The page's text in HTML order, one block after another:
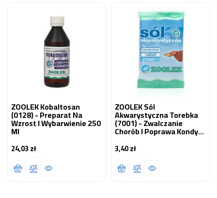
ZOOLEK Kobaltosan
(0128) - Preparat Na
Wzrost I Wybarwienie 250
Ml
24,03 złCena
ZOOLEK Sól
Akwarystyczna Torebka
(7001) - Zwalczanie
Chorób I Poprawa Kondycji
3,40 złCena